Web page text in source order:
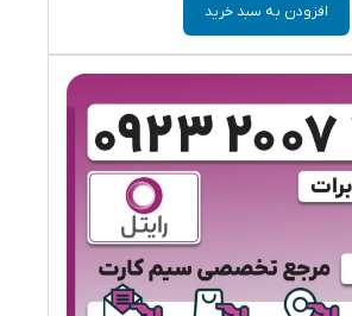
افزودن به سبد خرید